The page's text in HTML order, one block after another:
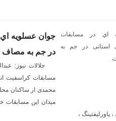
جوان عسلويه اي
در جم به مصاف
جلالات نيوز:
مسابقات كراسفيت
محمدى از ساكنان
ميدان اين
پاورليفتينگ ،